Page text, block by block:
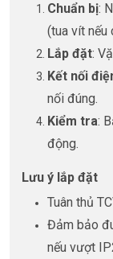
Chuẩn bị:
(tua vít nếu
Lắp đặt:
Kết nối
nối đúng.
Kiểm tra:
động.
Lưu ý lắp đặt
Tuân thủ
Đảm bảo
nếu vượt